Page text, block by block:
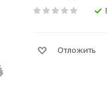
Отложить